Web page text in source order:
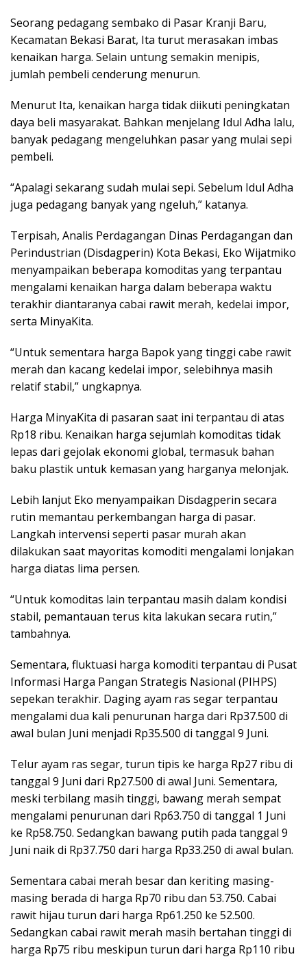
Seorang pedagang sembako di Pasar Kranji Baru,
Kecamatan Bekasi Barat, Ita turut merasakan imbas
kenaikan harga. Selain untung semakin menipis,
jumlah pembeli cenderung menurun.
Menurut Ita, kenaikan harga tidak diikuti peningkatan
daya beli masyarakat. Bahkan menjelang Idul Adha lalu,
banyak pedagang mengeluhkan pasar yang mulai sepi
pembeli.
“Apalagi sekarang sudah mulai sepi. Sebelum Idul Adha
juga pedagang banyak yang ngeluh,” katanya.
Terpisah, Analis Perdagangan Dinas Perdagangan dan
Perindustrian (Disdagperin) Kota Bekasi, Eko Wijatmiko
menyampaikan beberapa komoditas yang terpantau
mengalami kenaikan harga dalam beberapa waktu
terakhir diantaranya cabai rawit merah, kedelai impor,
serta MinyaKita.
“Untuk sementara harga Bapok yang tinggi cabe rawit
merah dan kacang kedelai impor, selebihnya masih
relatif stabil,” ungkapnya.
Harga MinyaKita di pasaran saat ini terpantau di atas
Rp18 ribu. Kenaikan harga sejumlah komoditas tidak
lepas dari gejolak ekonomi global, termasuk bahan
baku plastik untuk kemasan yang harganya melonjak.
Lebih lanjut Eko menyampaikan Disdagperin secara
rutin memantau perkembangan harga di pasar.
Langkah intervensi seperti pasar murah akan
dilakukan saat mayoritas komoditi mengalami lonjakan
harga diatas lima persen.
“Untuk komoditas lain terpantau masih dalam kondisi
stabil, pemantauan terus kita lakukan secara rutin,”
tambahnya.
Sementara, fluktuasi harga komoditi terpantau di Pusat
Informasi Harga Pangan Strategis Nasional (PIHPS)
sepekan terakhir. Daging ayam ras segar terpantau
mengalami dua kali penurunan harga dari Rp37.500 di
awal bulan Juni menjadi Rp35.500 di tanggal 9 Juni.
Telur ayam ras segar, turun tipis ke harga Rp27 ribu di
tanggal 9 Juni dari Rp27.500 di awal Juni. Sementara,
meski terbilang masih tinggi, bawang merah sempat
mengalami penurunan dari Rp63.750 di tanggal 1 Juni
ke Rp58.750. Sedangkan bawang putih pada tanggal 9
Juni naik di Rp37.750 dari harga Rp33.250 di awal bulan.
Sementara cabai merah besar dan keriting masing-
masing berada di harga Rp70 ribu dan 53.750. Cabai
rawit hijau turun dari harga Rp61.250 ke 52.500.
Sedangkan cabai rawit merah masih bertahan tinggi di
harga Rp75 ribu meskipun turun dari harga Rp110 ribu